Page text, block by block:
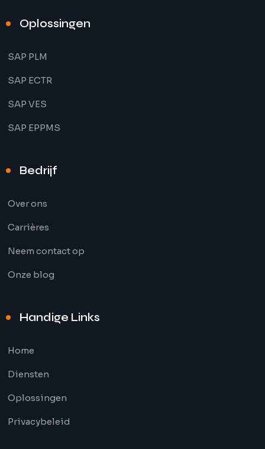
Oplossingen
SAP PLM
SAP ECTR
SAP VES
SAP EPPMS
Bedrijf
Over ons
Carrières
Neem contact op
Onze blog
Handige Links
Home
Diensten
Oplossingen
Privacybeleid